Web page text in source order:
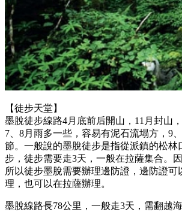
【徒步天堂】
墨脫徒步線路4月底前后開山，11月封山
7、8月雨多一些，容易有泥石流塌方，9
節。一般說的墨脫徒步是指從派鎮的松林
步，徒步需要走3天，一般在拉薩集合。
所以徒步墨脫需要辦理邊防證，邊防證可
理，也可以在拉薩辦理。
墨脫線路長78公里，一般走3天，需翻越